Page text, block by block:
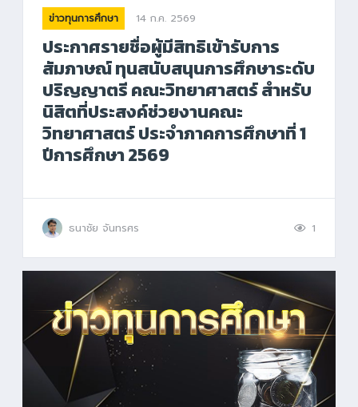
ข่าวทุนการศึกษา 14 ก.ค. 2569
ประกาศรายชื่อผู้มีสิทธิเข้ารับการ
สัมภาษณ์ ทุนสนับสนุนการศึกษาระดับ
ปริญญาตรี คณะวิทยาศาสตร์ สำหรับ
นิสิตที่ประสงค์ช่วยงานคณะ
วิทยาศาสตร์ ประจำภาคการศึกษาที่ 1
ปีการศึกษา 2569
ธนาชัย จันทรศร 1